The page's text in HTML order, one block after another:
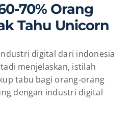
70% Orang
Tahu Unicorn
digital dari indonesia
menjelaskan, istilah
tabu bagi orang-orang
dengan industri digital